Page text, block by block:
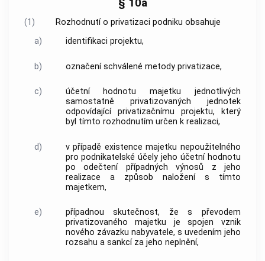
§ 10a
(1)
Rozhodnutí o privatizaci podniku obsahuje
a)
identifikaci projektu,
b) označení schválené metody privatizace,
c)
účetní hodnotu majetku jednotlivých
samostatně privatizovaných jednotek
odpovídající privatizačnímu projektu, který
byl tímto rozhodnutím určen k realizaci,
d)
v případě existence majetku nepoužitelného
pro podnikatelské účely jeho účetní hodnotu
po odečtení případných výnosů z jeho
realizace a způsob naložení s tímto
majetkem,
e)
případnou skutečnost, že s převodem
privatizovaného majetku je spojen vznik
nového závazku nabyvatele, s uvedením jeho
rozsahu a sankcí za jeho neplnění,